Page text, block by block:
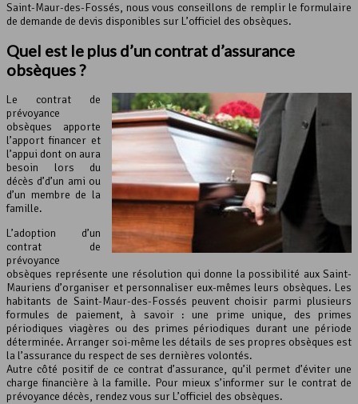
Saint-Maur-des-Fossés, nous vous conseillons de remplir le formulaire
de demande de devis disponibles sur L’officiel des obsèques.
Quel est le plus d’un contrat d’assurance
obsèques ?
Le contrat de
prévoyance
obsèques apporte
l’apport financer et
l’appui dont on aura
besoin lors du
décès d’d’un ami ou
d’un membre de la
famille.
L’adoption d’un
contrat de
prévoyance
obsèques représente une résolution qui donne la possibilité aux Saint-
Mauriens d’organiser et personnaliser eux-mêmes leurs obsèques. Les
habitants de Saint-Maur-des-Fossés peuvent choisir parmi plusieurs
formules de paiement, à savoir : une prime unique, des primes
périodiques viagères ou des primes périodiques durant une période
déterminée. Arranger soi-même les détails de ses propres obsèques est
la l’assurance du respect de ses dernières volontés.
Autre côté positif de ce contrat d’assurance, qu’il permet d’éviter une
charge financière à la famille. Pour mieux s’informer sur le contrat de
prévoyance décès, rendez vous sur L’officiel des obsèques.